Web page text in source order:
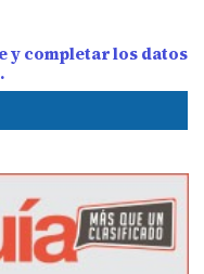
y completar los datos